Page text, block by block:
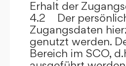
Erhalt der
4.2 Der
Zugangsdaten
genutzt werden.
Bereich im SCO,